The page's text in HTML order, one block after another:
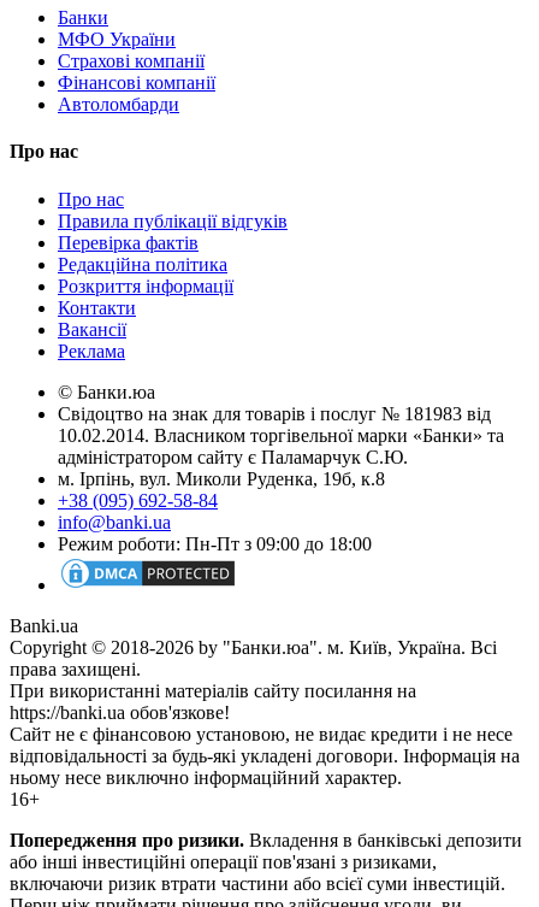
Банки
МФО України
Страхові компанії
Фінансові компанії
Автоломбарди
Про нас
Про нас
Правила публікації відгуків
Перевірка фактів
Редакційна політика
Розкриття інформації
Контакти
Вакансії
Реклама
© Банки.юа
Свідоцтво на знак для товарів і послуг № 181983 від
10.02.2014. Власником торгівельної марки «Банки» та
адміністратором сайту є Паламарчук С.Ю.
м. Ірпінь, вул. Миколи Руденка, 19б, к.8
+38 (095) 692-58-84
info@banki.ua
Режим роботи: Пн-Пт з 09:00 до 18:00
Banki.ua
Copyright © 2018-2026 by "Банки.юа". м. Київ, Україна. Всі
права захищені.
При використанні матеріалів сайту посилання на
https://banki.ua обов'язкове!
Сайт не є фінансовою установою, не видає кредити і не несе
відповідальності за будь-які укладені договори. Інформація на
ньому несе виключно інформаційний характер.
16+
Попередження про ризики. Вкладення в банківські депозити
або інші інвестиційні операції пов'язані з ризиками,
включаючи ризик втрати частини або всієї суми інвестицій.